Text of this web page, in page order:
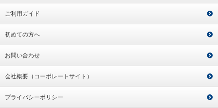
ご利用ガイド
初めての方へ
お問い合わせ
会社概要（コーポレートサイト）
プライバシーポリシー